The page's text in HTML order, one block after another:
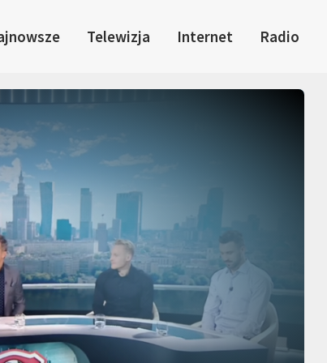
Telewizja Internet Radio